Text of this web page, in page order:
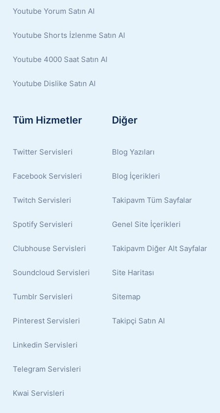
Youtube Yorum Satın Al
Youtube Shorts İzlenme Satın Al
Youtube 4000 Saat Satın Al
Youtube Dislike Satın Al
Tüm Hizmetler
Twitter Servisleri
Facebook Servisleri
Twitch Servisleri
Spotify Servisleri
Clubhouse Servisleri
Soundcloud Servisleri
Tumblr Servisleri
Pinterest Servisleri
Linkedin Servisleri
Telegram Servisleri
Kwai Servisleri
Diğer
Blog Yazıları
Blog İçerikleri
Takipavm Tüm Sayfalar
Genel Site İçerikleri
Takipavm Diğer Alt Sayfalar
Site Haritası
Sitemap
Takipçi Satın Al